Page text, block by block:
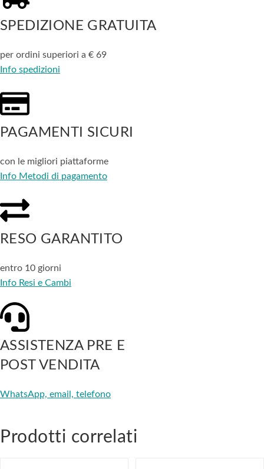
SPEDIZIONE GRATUITA
per ordini superiori a € 69
Info spedizioni
PAGAMENTI SICURI
con le migliori piattaforme
Info Metodi di pagamento
RESO GARANTITO
entro 10 giorni
Info Resi e Cambi
ASSISTENZA PRE E
POST VENDITA
WhatsApp, email, telefono
Prodotti correlati